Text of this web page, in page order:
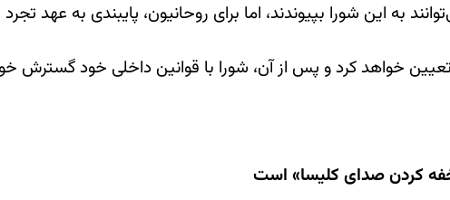
به این شورا بپیوندند، اما برای روحانیون، پایبندی به عهد
کردن صدای کلیسا» است